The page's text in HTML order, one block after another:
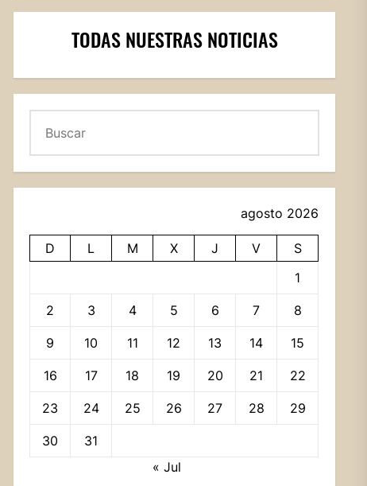
TODAS NUESTRAS NOTICIAS
agosto 2026
D L M X J V
S
1
2 3 4 5 6 7 8
9 10 11 12 13 14 15
16 17 18 19 20 21 22
23 24 25 26 27 28 29
30
31
« Jul